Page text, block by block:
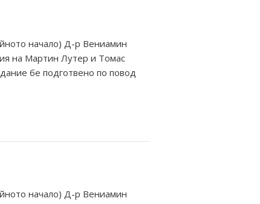
начало) Д-р Вениамин
на Мартин Лутер и Томас
бе подготвено по повод
начало) Д-р Вениамин